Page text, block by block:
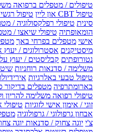
טיפולים / מטפלים ברפואה
טיפול CBT און ליין
טיפול
סינית טיפולי רפלקסולוגיה /
הומאופתיה טיפולי שיאצו /
אישי מטפלים בפרחי באך
מיסטיקנים אסטרולוגים / יעוץ
נטורופתים קבליסטים / יעוץ
משלימה / סדנאות רוחניות
טיפול טבעי באלרגיות
בארומתרפיה מטפלים בדיקור
טיפולי רפואה משלימה להריון
זוגי / אימון אישי לזוגיות טיפולי
אבחון גרפולוגי / גרפולוגיה
צ'י יוגה צחוק / סדנאות יוגה